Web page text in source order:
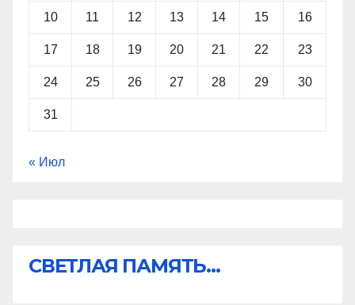
10 11 12 13 14 15 16
17 18 19 20 21 22 23
24 25 26 27 28 29 30
31
« Июл
СВЕТЛАЯ ПАМЯТЬ...